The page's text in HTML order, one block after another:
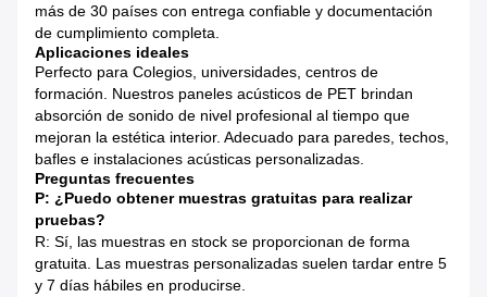
más de 30 países con entrega confiable y documentación
de cumplimiento completa.
Aplicaciones ideales
Perfecto para Colegios, universidades, centros de
formación. Nuestros paneles acústicos de PET brindan
absorción de sonido de nivel profesional al tiempo que
mejoran la estética interior. Adecuado para paredes, techos,
bafles e instalaciones acústicas personalizadas.
Preguntas frecuentes
P: ¿Puedo obtener muestras gratuitas para realizar
pruebas?
R: Sí, las muestras en stock se proporcionan de forma
gratuita. Las muestras personalizadas suelen tardar entre 5
y 7 días hábiles en producirse.